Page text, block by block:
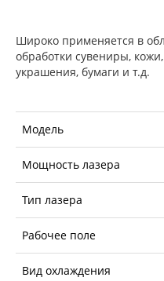
Широко применяется в
обработки сувениры,
украшения, бумаги и т.д.
Модель
Мощность лазера
Тип лазера
Рабочее поле
Вид охлаждения